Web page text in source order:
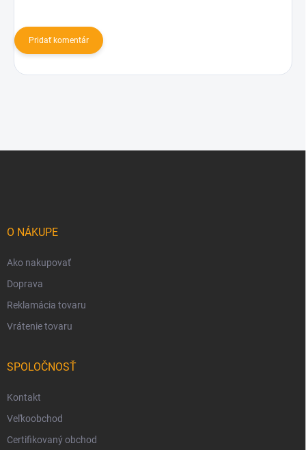
Pridať komentár
O NÁKUPE
Ako nakupovať
Doprava
Reklamácia tovaru
Vrátenie tovaru
SPOLOČNOSŤ
Kontakt
Veľkoobchod
Certifikovaný obchod